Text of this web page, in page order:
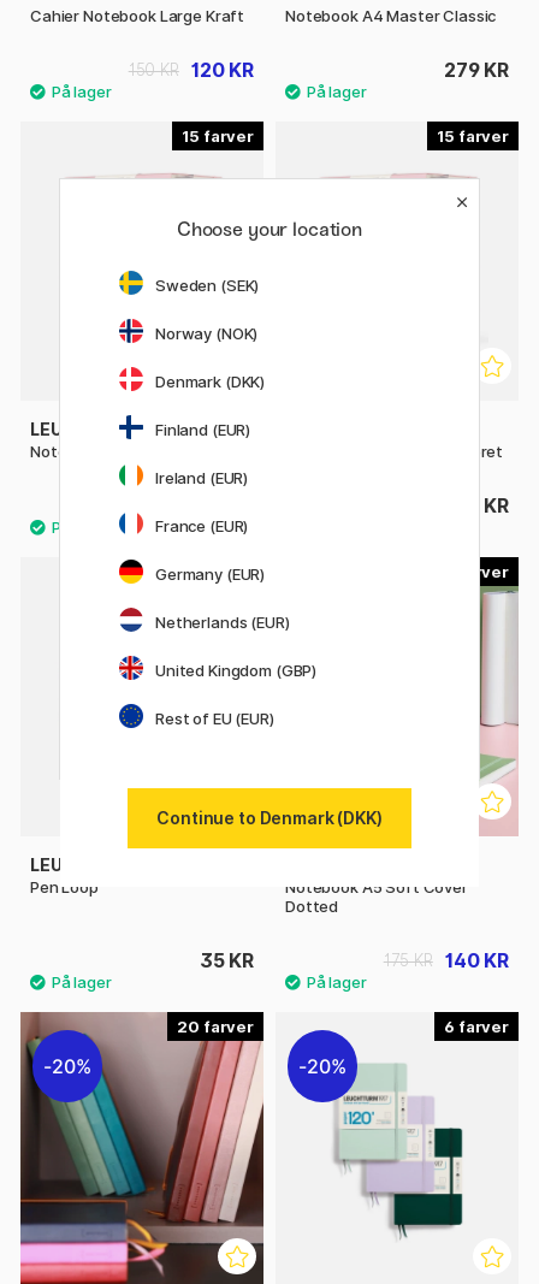
Cahier Notebook Large Kraft
120 KR
150 KR
Notebook A4 Master Classic
279 KR
15
LEUCHTTURM1917
Notebook A5 Medium Dotted
15
Notebook A5 Medium Linjeret
195 KR
15
LEUCHTTURM1917
Pen Loop
35 KR
Notebook A5 Soft Cover
Dotted
140 KR
175 KR
20
20%
6
20%
Choose your location
Sweden (SEK)
Norway (NOK)
Denmark (DKK)
Finland (EUR)
Ireland (EUR)
France (EUR)
Germany (EUR)
Netherlands (EUR)
United Kingdom (GBP)
Rest of EU (EUR)
Continue to Denmark (DKK)